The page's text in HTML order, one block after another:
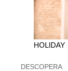
HOLIDAY
DESCOPERA